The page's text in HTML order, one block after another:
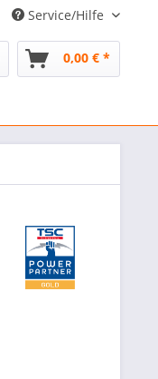
Service/Hilfe
0,00 € *